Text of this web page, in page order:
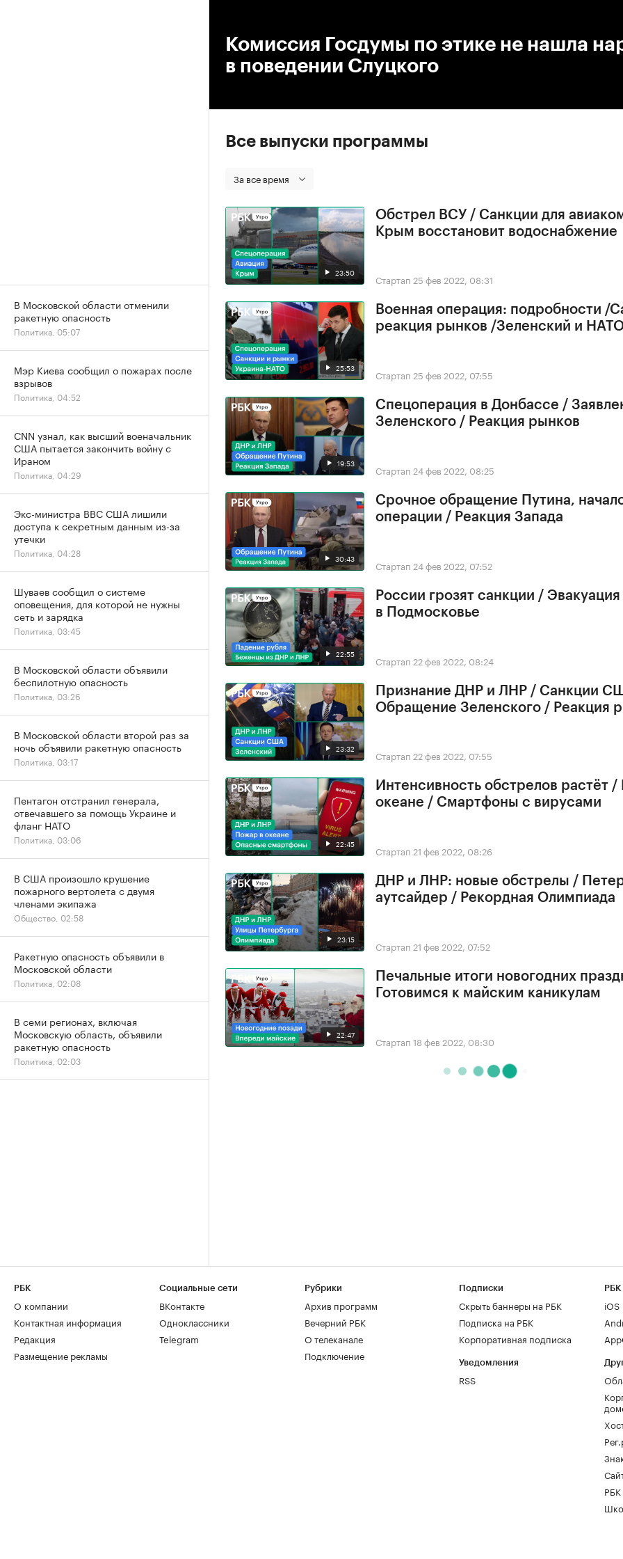
Комиссия Госдумы по этике не нашла
в поведении Слуцкого
Все выпуски программы
За все время
23:50
Обстрел ВСУ / Санкции для
Крым восстановит водоснабжение
Стартап 25 фев 2022, 08:31
25:53
Военная операция: подробности /
реакция рынков /Зеленский и
Стартап 25 фев 2022, 07:55
19:53
Спецоперация в Донбассе /
Зеленского / Реакция рынков
Стартап 24 фев 2022, 08:25
30:43
Срочное обращение Путина,
операции / Реакция Запада
Стартап 24 фев 2022, 07:52
22:55
России грозят санкции /
в Подмосковье
Стартап 22 фев 2022, 08:24
23:32
Признание ДНР и ЛНР / Санкции
Обращение Зеленского / Реакция
Стартап 22 фев 2022, 07:55
22:45
Интенсивность обстрелов растёт
океане / Смартфоны с вирусами
Стартап 21 фев 2022, 08:26
23:15
ДНР и ЛНР: новые обстрелы /
аутсайдер / Рекордная Олимпиада
Стартап 21 фев 2022, 07:52
22:47
Печальные итоги новогодних
Готовимся к майским каникулам
Стартап 18 фев 2022, 08:30
В Московской области отменили
ракетную опасность
Политика, 05:07
Мэр Киева сообщил о пожарах после
взрывов
Политика, 04:52
CNN узнал, как высший военачальник
США пытается закончить войну с
Ираном
Политика, 04:29
Экс-министра ВВС США лишили
доступа к секретным данным из-за
утечки
Политика, 04:28
Шуваев сообщил о системе
оповещения, для которой не нужны
сеть и зарядка
Политика, 03:45
В Московской области объявили
беспилотную опасность
Политика, 03:26
В Московской области второй раз за
ночь объявили ракетную опасность
Политика, 03:17
Пентагон отстранил генерала,
отвечавшего за помощь Украине и
фланг НАТО
Политика, 03:06
В США произошло крушение
пожарного вертолета с двумя
членами экипажа
Общество, 02:58
Ракетную опасность объявили в
Московской области
Политика, 02:08
В семи регионах, включая
Московскую область, объявили
ракетную опасность
Политика, 02:03
РБК
О компании
Контактная информация
Редакция
Размещение рекламы
Социальные сети
ВКонтакте
Одноклассники
Telegram
Рубрики
Архив программ
Вечерний РБК
О телеканале
Подключение
Подписки
Скрыть баннеры на РБК
Подписка на РБК
Корпоративная подписка
Уведомления
RSS
РБК
iOS